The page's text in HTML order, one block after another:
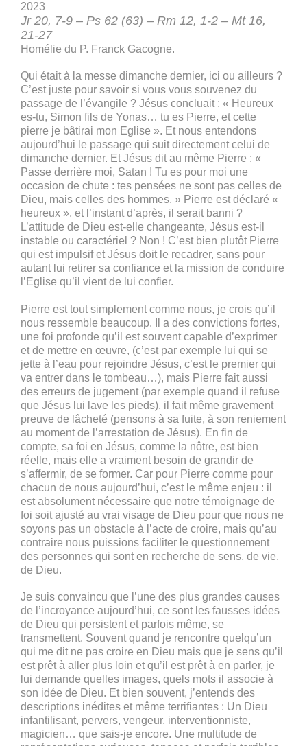
2023
Jr 20, 7-9 – Ps 62 (63) – Rm 12, 1-2 – Mt 16,
21-27
Homélie du P. Franck Gacogne.
Qui était à la messe dimanche dernier, ici ou ailleurs ?
C’est juste pour savoir si vous vous souvenez du
passage de l’évangile ? Jésus concluait : « Heureux
es-tu, Simon fils de Yonas… tu es Pierre, et cette
pierre je bâtirai mon Eglise ». Et nous entendons
aujourd’hui le passage qui suit directement celui de
dimanche dernier. Et Jésus dit au même Pierre : «
Passe derrière moi, Satan ! Tu es pour moi une
occasion de chute : tes pensées ne sont pas celles de
Dieu, mais celles des hommes. » Pierre est déclaré «
heureux », et l’instant d’après, il serait banni ?
L’attitude de Dieu est-elle changeante, Jésus est-il
instable ou caractériel ? Non ! C’est bien plutôt Pierre
qui est impulsif et Jésus doit le recadrer, sans pour
autant lui retirer sa confiance et la mission de conduire
l’Eglise qu’il vient de lui confier.
Pierre est tout simplement comme nous, je crois qu’il
nous ressemble beaucoup. Il a des convictions fortes,
une foi profonde qu’il est souvent capable d’exprimer
et de mettre en œuvre, (c’est par exemple lui qui se
jette à l’eau pour rejoindre Jésus, c’est le premier qui
va entrer dans le tombeau…), mais Pierre fait aussi
des erreurs de jugement (par exemple quand il refuse
que Jésus lui lave les pieds), il fait même gravement
preuve de lâcheté (pensons à sa fuite, à son reniement
au moment de l’arrestation de Jésus). En fin de
compte, sa foi en Jésus, comme la nôtre, est bien
réelle, mais elle a vraiment besoin de grandir de
s’affermir, de se former. Car pour Pierre comme pour
chacun de nous aujourd’hui, c’est le même enjeu : il
est absolument nécessaire que notre témoignage de
foi soit ajusté au vrai visage de Dieu pour que nous ne
soyons pas un obstacle à l’acte de croire, mais qu’au
contraire nous puissions faciliter le questionnement
des personnes qui sont en recherche de sens, de vie,
de Dieu.
Je suis convaincu que l’une des plus grandes causes
de l’incroyance aujourd’hui, ce sont les fausses idées
de Dieu qui persistent et parfois même, se
transmettent. Souvent quand je rencontre quelqu’un
qui me dit ne pas croire en Dieu mais que je sens qu’il
est prêt à aller plus loin et qu’il est prêt à en parler, je
lui demande quelles images, quels mots il associe à
son idée de Dieu. Et bien souvent, j’entends des
descriptions inédites et même terrifiantes : Un Dieu
infantilisant, pervers, vengeur, interventionniste,
magicien… que sais-je encore. Une multitude de